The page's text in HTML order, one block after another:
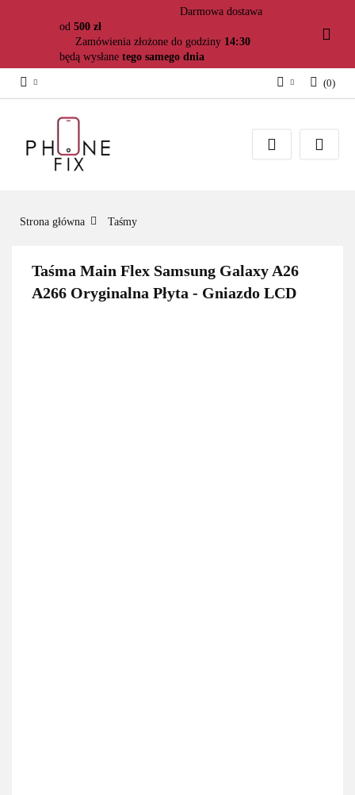
Darmowa dostawa
od 500 zł
Zamówienia złożone do godziny 14:30
będą wysłane tego samego dnia
Załóż konto
(0)
Strona główna Taśmy
Taśma Main Flex Samsung Galaxy A26
A266 Oryginalna Płyta - Gniazdo LCD